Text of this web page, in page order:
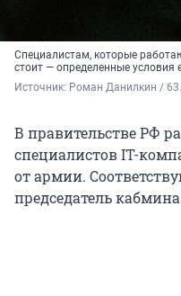
Специалистам, которые
стоит — определенные условия
Источник: Роман Данилкин /
В правительстве РФ
специалистов IT-
от армии.
председатель